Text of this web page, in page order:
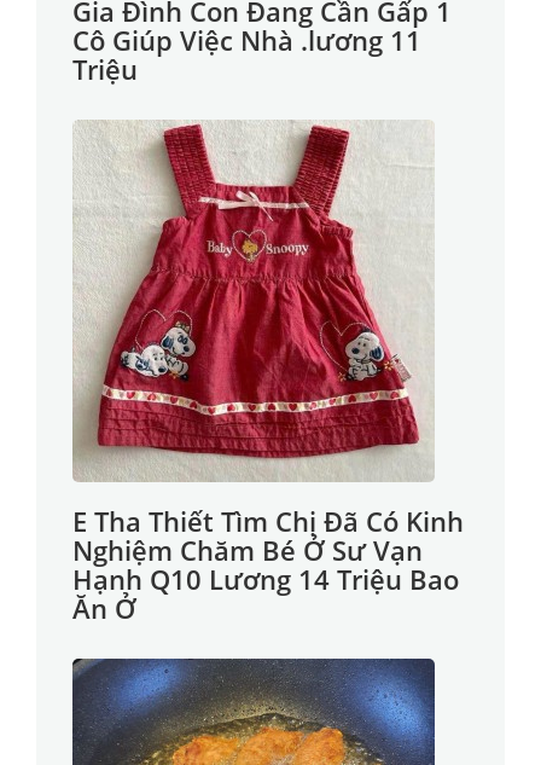
Gia Đình Con Đang Cần Gấp 1
Cô Giúp Việc Nhà .lương 11
Triệu
E Tha Thiết Tìm Chị Đã Có Kinh
Nghiệm Chăm Bé Ở Sư Vạn
Hạnh Q10 Lương 14 Triệu Bao
Ăn Ở